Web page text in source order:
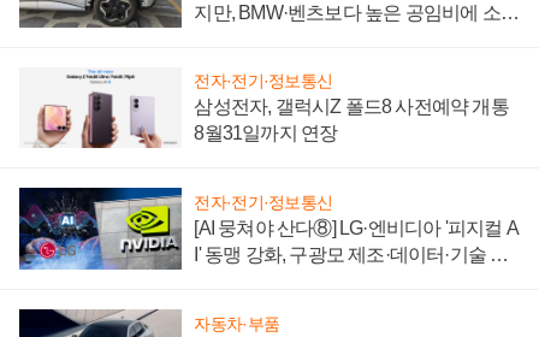
지만, BMW·벤츠보다 높은 공임비에 소비
전자·전기·정보통신
삼성전자, 갤럭시Z 폴드8 사전예약 개통
8월31일까지 연장
전자·전기·정보통신
[AI 뭉쳐야 산다⑧] LG·엔비디아 '피지컬 A
I' 동맹 강화, 구광모 제조·데이터·기술 결
자동차·부품